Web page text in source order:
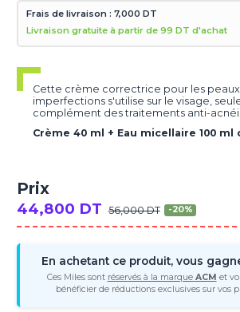
Frais de livraison : 7,000 DT
Livraison gratuite à partir de 99 DT d'achat
Cette crème correctrice pour les peaux
imperfections s'utilise sur le visage,
complément des traitements anti-
Crème 40 ml + Eau micellaire 100
Prix
44,800 DT 56,000 DT -20%
En achetant ce produit, vous
Ces Miles sont réservés à la marque ACM et
bénéficier de réductions exclusives sur vos